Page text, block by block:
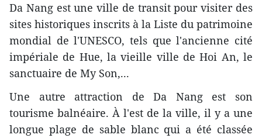
Da Nang est une ville de transit pour visiter des
sites historiques inscrits à la Liste du patrimoine
mondial de l'UNESCO, tels que l'ancienne cité
impériale de Hue, la vieille ville de Hoi An, le
sanctuaire de My Son,...
Une autre attraction de Da Nang est son
tourisme balnéaire. À l'est de la ville, il y a une
longue plage de sable blanc qui a été classée